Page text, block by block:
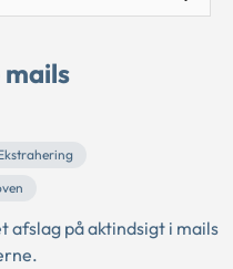
afslag på aktindsigt i mails